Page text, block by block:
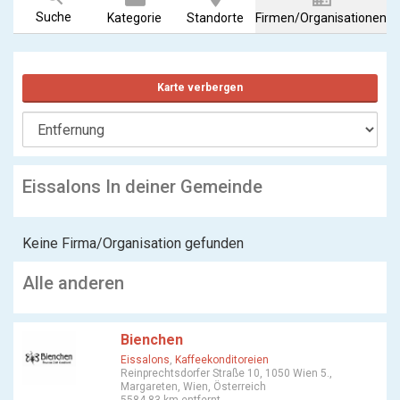
Suche Kategorie Standorte Firmen/Organisationen
Karte verbergen
Eissalons In deiner Gemeinde
Keine Firma/Organisation gefunden
Alle anderen
Bienchen
Eissalons, Kaffeekonditoreien
Reinprechtsdorfer Straße 10, 1050 Wien 5.,
Margareten, Wien, Österreich